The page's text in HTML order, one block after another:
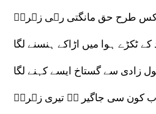
کس طرح حق مانگتی رہی زہراؑ
کے ٹکڑے ہوا میں اڑاکے ہنسنے لگا
زادی سے گستاخ ایسے کہنے لگا
اب کون سی جاگیر ہے تیری زہراؑ